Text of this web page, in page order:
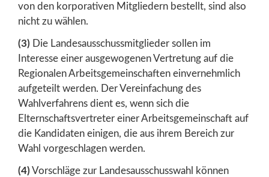
von den korporativen Mitgliedern bestellt, sind also
nicht zu wählen.
(3) Die Landesausschussmitglieder sollen im
Interesse einer ausgewogenen Vertretung auf die
Regionalen Arbeitsgemeinschaften einvernehmlich
aufgeteilt werden. Der Vereinfachung des
Wahlverfahrens dient es, wenn sich die
Elternschaftsvertreter einer Arbeitsgemeinschaft auf
die Kandidaten einigen, die aus ihrem Bereich zur
Wahl vorgeschlagen werden.
(4) Vorschläge zur Landesausschusswahl können